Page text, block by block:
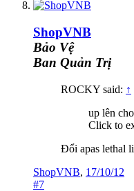
ShopVNB
Bảo Vệ
Ban Quản Trị
ROCKY said: ↑
up lên
Click to
Đổi apas lethal
ShopVNB, 17/10/12
#7